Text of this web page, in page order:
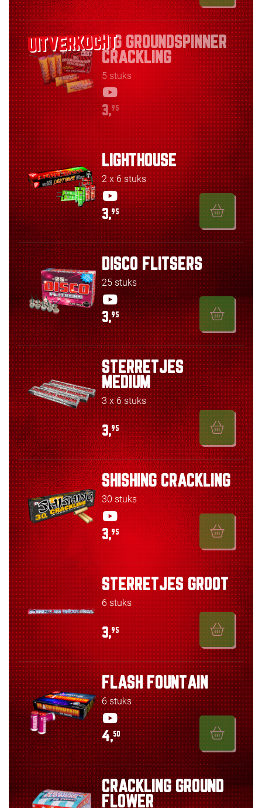
BIG GROUNDSPINNER
CRACKLING
5 stuks
3,95
LIGHTHOUSE
2 x 6 stuks
3,95
DISCO FLITSERS
25 stuks
3,95
STERRETJES
MEDIUM
3 x 6 stuks
3,95
SHISHING CRACKLING
30 stuks
3,95
STERRETJES GROOT
6 stuks
3,95
FLASH FOUNTAIN
6 stuks
4,50
CRACKLING GROUND
FLOWER